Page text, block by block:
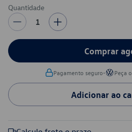
Quantidade
1
Comprar
Pagamento seguro• Peça
Adicionar ao